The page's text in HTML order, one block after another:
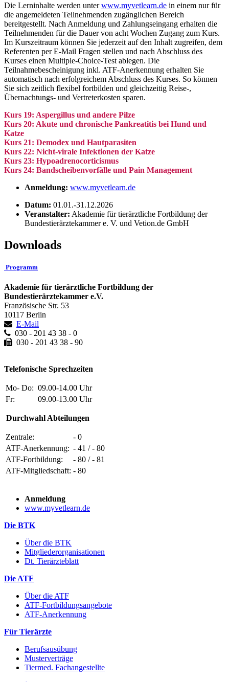
Die Lerninhalte werden unterwww.myvetlearn.de in einem nur für
die angemeldeten Teilnehmenden zugänglichen Bereich
bereitgestellt. Nach Anmeldung und Zahlungseingang erhalten die
Teilnehmenden für die Dauer von acht Wochen Zugang zum Kurs.
Im Kurszeitraum können Sie jederzeit auf den Inhalt zugreifen, dem
Referenten per E-Mail Fragen stellen und nach Abschluss des
Kurses einen Multiple-Choice-Test ablegen. Die
Teilnahmebescheinigung inkl. ATF-Anerkennung erhalten Sie
automatisch nach erfolgreichem Abschluss des Kurses. So können
Sie sich zeitlich flexibel fortbilden und gleichzeitig Reise-,
Übernachtungs- und Vertreterkosten sparen.
Kurs 19: Aspergillus und andere Pilze
Kurs 20: Akute und chronische Pankreatitis bei Hund und
Katze
Kurs 21: Demodex und Hautparasiten
Kurs 22: Nicht-virale Infektionen der Katze
Kurs 23: Hypoadrenocorticismus
Kurs 24: Bandscheibenvorfälle und Pain Management
Anmeldung: www.myvetlearn.de
Datum: 01.01.-31.12.2026
Veranstalter: Akademie für tierärztliche Fortbildung der
Bundestierärztekammer e. V. und Vetion.de GmbH
Downloads
Programm
Akademie für tierärztliche Fortbildung der
Bundestierärztekammer e.V.
Französische Str. 53
10117 Berlin
E-Mail
030 - 201 43 38 - 0
030 - 201 43 38 - 90
Telefonische Sprechzeiten
Mo- Do: 09.00-14.00 Uhr
Fr:
09.00-13.00 Uhr
Durchwahl Abteilungen
Zentrale:
- 0
ATF-Anerkennung: - 41 / - 80
ATF-Fortbildung:
- 80 / - 81
ATF-Mitgliedschaft: - 80
Anmeldung
www.myvetlearn.de
Die BTK
Über die BTK
Mitgliederorganisationen
Dt. Tierärzteblatt
Die ATF
Über die ATF
ATF-Fortbildungsangebote
ATF-Anerkennung
Für Tierärzte
Berufsausübung
Musterverträge
Tiermed. Fachangestellte